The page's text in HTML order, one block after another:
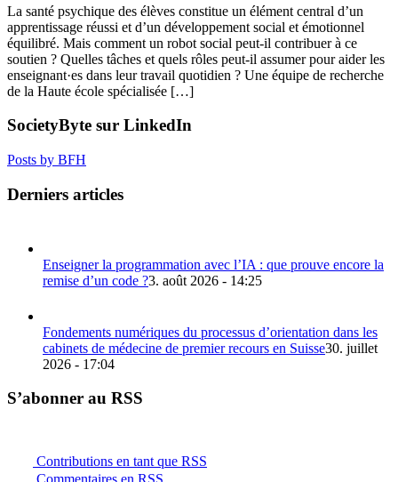
La santé psychique des élèves constitue un élément central d’un
apprentissage réussi et d’un développement social et émotionnel
équilibré. Mais comment un robot social peut-il contribuer à ce
soutien ? Quelles tâches et quels rôles peut-il assumer pour aider les
enseignant·es dans leur travail quotidien ? Une équipe de recherche
de la Haute école spécialisée […]
SocietyByte sur LinkedIn
Posts by BFH
Derniers articles
Enseigner la programmation avec l’IA : que prouve encore la
remise d’un code ?3. août 2026 - 14:25
Fondements numériques du processus d’orientation dans les
cabinets de médecine de premier recours en Suisse30. juillet
2026 - 17:04
S’abonner au RSS
Contributions en tant que RSS
Commentaires en RSS